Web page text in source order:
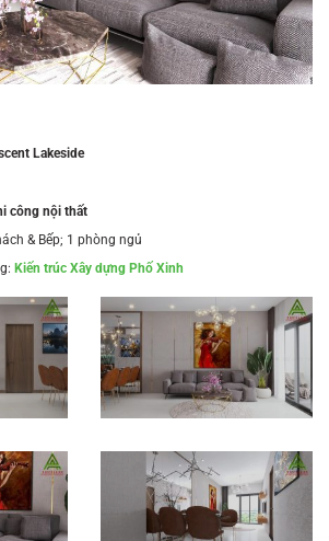
Lakeside
công nội thất
& Bếp; 1 phòng ngủ
Kiến trúc Xây dựng Phố Xinh